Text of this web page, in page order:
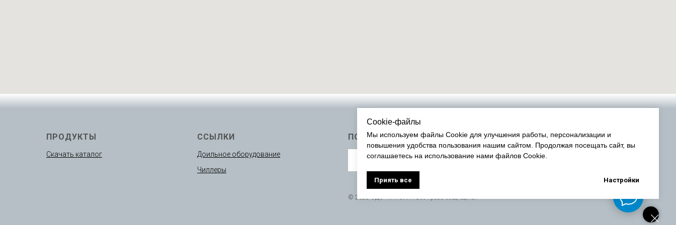
Cookie-файлы
Мы используем файлы Cookie для улучшения работы, персонализации и
повышения удобства пользования нашим сайтом. Продолжая посещать сайт, вы
соглашаетесь на использование нами файлов Cookie.
Приять все Настройки
ПРОДУКТЫ
Скачать каталог
ССЫЛКИ
Доильное оборудование
Чиллеры
ПОДПИСАТЬСЯ
© 2022 ОДО “КРИОЛА”. Все права защищены.